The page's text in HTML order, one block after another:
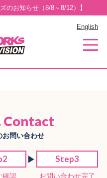
のお知らせ（8/8～8/12）】
English
Contact
お問い合わせ
確認
Step3
お問い合わせ完了